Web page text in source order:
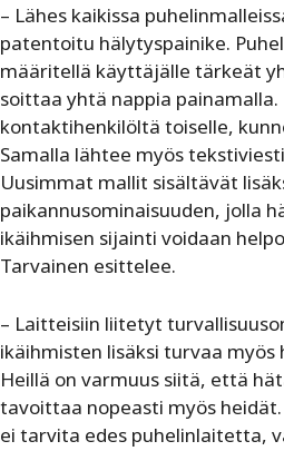
– Lähes kaikissa
patentoitu hälytyspainike.
määritellä käyttäjälle tärkeät
soittaa yhtä nappia painamalla.
kontaktihenkilöltä toiselle,
Samalla lähtee myös
Uusimmat mallit sisältävät
paikannusominaisuuden, jolla
ikäihmisen sijainti voidaan
Tarvainen esittelee.
– Laitteisiin liitetyt
ikäihmisten lisäksi turvaa myös
Heillä on varmuus siitä, että
tavoittaa nopeasti myös
ei tarvita edes puhelinlaitetta,